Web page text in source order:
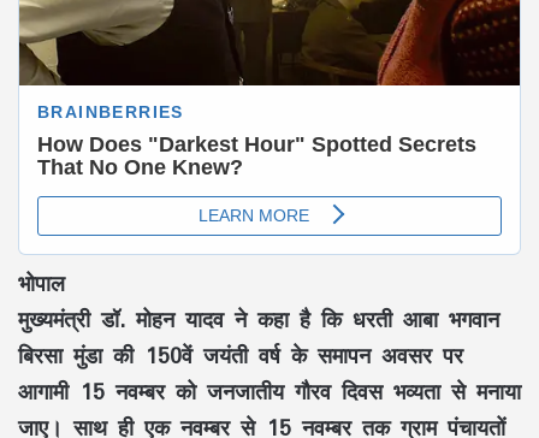
भोपाल
मुख्यमंत्री डॉ. मोहन यादव ने कहा है कि धरती आबा भगवान
बिरसा मुंडा की 150वें जयंती वर्ष के समापन अवसर पर
आगामी 15 नवम्बर को जनजातीय गौरव दिवस भव्यता से मनाया
जाए। साथ ही एक नवम्बर से 15 नवम्बर तक ग्राम पंचायतों